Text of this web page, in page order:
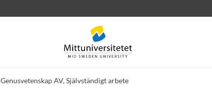
Genusvetenskap AV, Självständigt arbete